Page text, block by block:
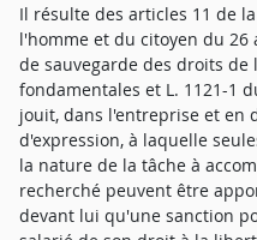
Il résulte des articles 11 de
l'homme et du citoyen du 26
de sauvegarde des droits
fondamentales et L. 1121-1
jouit, dans l'entreprise et en
d'expression, à laquelle
la nature de la tâche à
recherché peuvent être
devant lui qu'une sanction